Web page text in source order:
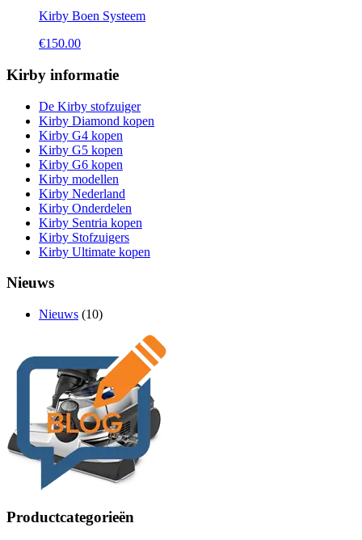
Kirby Boen Systeem
€150.00
Kirby informatie
De Kirby stofzuiger
Kirby Diamond kopen
Kirby G4 kopen
Kirby G5 kopen
Kirby G6 kopen
Kirby modellen
Kirby Nederland
Kirby Onderdelen
Kirby Sentria kopen
Kirby Stofzuigers
Kirby Ultimate kopen
Nieuws
Nieuws (10)
Productcategorieën